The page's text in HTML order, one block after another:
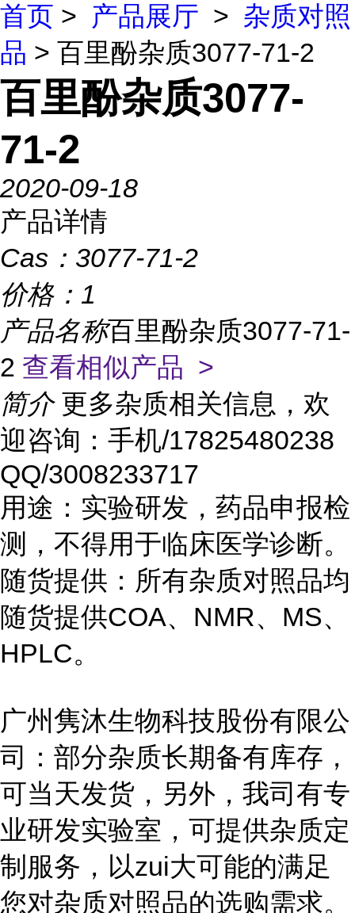
首页 > 产品展厅 > 杂质对照
品 > 百里酚杂质3077-71-2
百里酚杂质3077-
71-2
2020-09-18
产品详情
Cas： 3077-71-2
价格： 1
产品名称百里酚杂质3077-71-
2 查看相似产品 >
简介 更多杂质相关信息，欢
迎咨询：手机/17825480238
QQ/3008233717
用途：实验研发，药品申报检
测，不得用于临床医学诊断。
随货提供：所有杂质对照品均
随货提供COA、NMR、MS、
HPLC。
广州隽沐生物科技股份有限公
司：部分杂质长期备有库存，
可当天发货，另外，我司有专
业研发实验室，可提供杂质定
制服务，以zui大可能的满足
您对杂质对照品的选购需求。